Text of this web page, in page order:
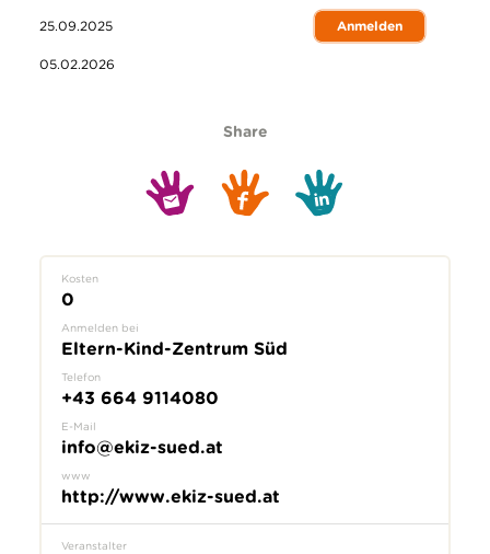
25.09.2025 Anmelden
05.02.2026
Share
Kosten
0
Anmelden bei
Eltern-Kind-Zentrum Süd
Telefon
+43 664 9114080
E-Mail
info@ekiz-sued.at
www
http://www.ekiz-sued.at
Veranstalter